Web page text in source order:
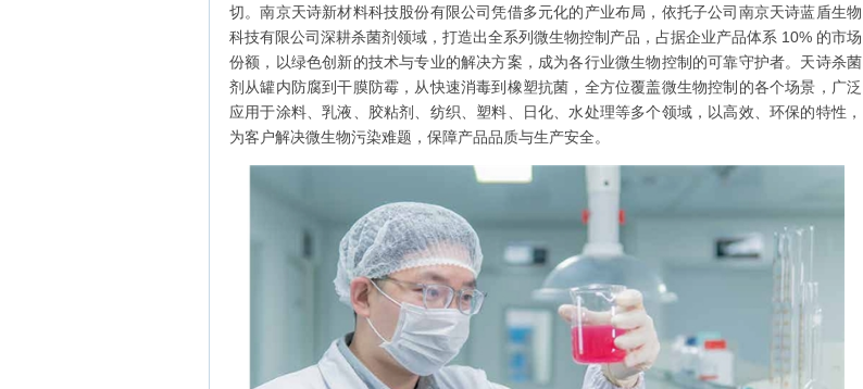
切。南京天诗新材料科技股份有限公司凭借多元化的产业布局，依托子公司南京天诗蓝盾生物
科技有限公司深耕杀菌剂领域，打造出全系列微生物控制产品，占据企业产品体系 10% 的市场
份额，以绿色创新的技术与专业的解决方案，成为各行业微生物控制的可靠守护者。天诗杀菌
剂从罐内防腐到干膜防霉，从快速消毒到橡塑抗菌，全方位覆盖微生物控制的各个场景，广泛
应用于涂料、乳液、胶粘剂、纺织、塑料、日化、水处理等多个领域，以高效、环保的特性，
为客户解决微生物污染难题，保障产品品质与生产安全。